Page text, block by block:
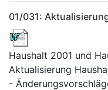
01/031:
Haushalt 2001 und
Aktualisierung
-